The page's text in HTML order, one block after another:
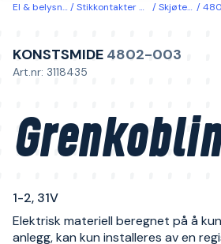
El & belysning Stikkontakter & kabler Skjøteledning 4802-
KONSTSMIDE 4802-003
Art.nr: 3118435
1-2, 31V
Elektrisk materiell beregnet på å
anlegg, kan kun installeres av en